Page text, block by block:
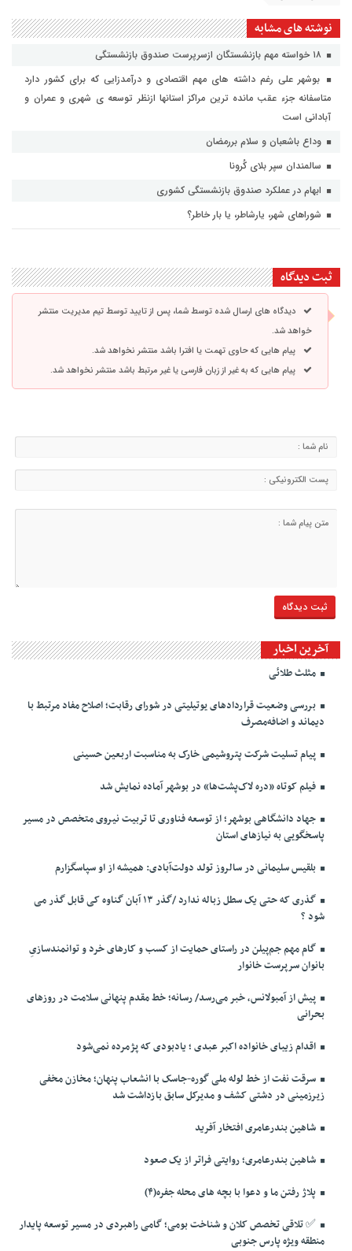
نوشته های مشابه
بوشهر علی رغم داشته های مهم اقتصادی و درآمدزایی که برای کشور دارد
متاسفانه جزء عقب مانده ترین مراکز استانها ازنظر توسعه ی شهری و عمران و
آبادانی است
وداع باشعبان و سلام بررمضان
سالمندان سپر بلای کُرونا
ابهام در عملکرد صندوق بازنشستگی کشوری
شوراهای شهر، یارشاطر، یا بار خاطر؟
ثبت دیدگاه
دیدگاه های ارسال شده توسط شما، پس از تایید توسط تیم مدیریت منتشر
خواهد شد.
پیام هایی که حاوی تهمت یا افترا باشد منتشر نخواهد شد.
پیام هایی که به غیر از زبان فارسی یا غیر مرتبط باشد منتشر نخواهد شد.
آخرین اخبار
مثلث طلائی
بررسی وضعیت قراردادهای یوتیلیتی در شورای رقابت؛ اصلاح مفاد مرتبط با
دیماند و اضافه‌مصرف
پیام تسلیت شرکت پتروشیمی خارک به مناسبت اربعین حسینی
فیلم کوتاه «دره لاک‌پشت‌ها» در بوشهر آماده نمایش شد
جهاد دانشگاهی بوشهر؛ از توسعه فناوری تا تربیت نیروی متخصص در مسیر
پاسخگویی به نیازهای استان
بلقیس سلیمانی در سالروز تولد دولت‌آبادی: همیشه از او سپاسگزارم
گذری که حتی یک سطل زباله ندارد /گذر ۱۳ آبان گناوه کی قابل گذر می
شود ؟
گام مهم جم‌پیلن در راستای حمایت از کسب و کارهای خرد و توانمندسازیِ
بانوان سرپرست خانوار
پیش از آمبولانس، خبر می‌رسد/ رسانه؛ خط مقدم پنهانی سلامت در روزهای
بحرانی
اقدام زیبای خانواده اکبر عبدی ؛ یادبودی که پژمرده نمی‌شود
سرقت نفت از خط لوله ملی گوره-جاسک با انشعاب پنهان؛ مخازن مخفی
زیرزمینی در دشتی کشف و مدیرکل سابق بازداشت شد
شاهین بندرعامری افتخار آفرید
شاهین بندرعامری؛ روایتی فراتر از یک صعود
پلاژ رفتن ما و دعوا با بچه های محله جفره(۴)
✅️ تلاقی تخصص کلان و شناخت بومی؛ گامی راهبردی در مسیر توسعه پایدار
منطقه ویژه پارس جنوبی